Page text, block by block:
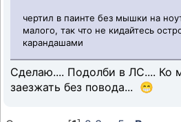
чертил в паинте без мышки на
малого, так что не кидайтесь
карандашами
Сделаю.... Подолби в ЛС.... Ко
заезжать без повода... 😁